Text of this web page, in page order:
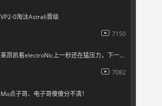
VP2-0淘汰Astrali晋级
7150
莱昂凯看electroNic上一秒还在猛压力，下一秒看直接开笑！
7082
Mo点子哥、电子哥傻傻分不清！